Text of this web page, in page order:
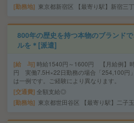
勤務地 東京都新宿区 【最寄り駅】新宿三
800年の歴史を持つ本物のブランド
ルを＊[派遣]
給 与 時給1540円～1600円 【月給例】
円 実働7.5H×22日勤務の場合「254,100円
は一例です。ご経験により異なります。
交通費 全額支給◎
勤務地 東京都世田谷区 【最寄り駅】二子